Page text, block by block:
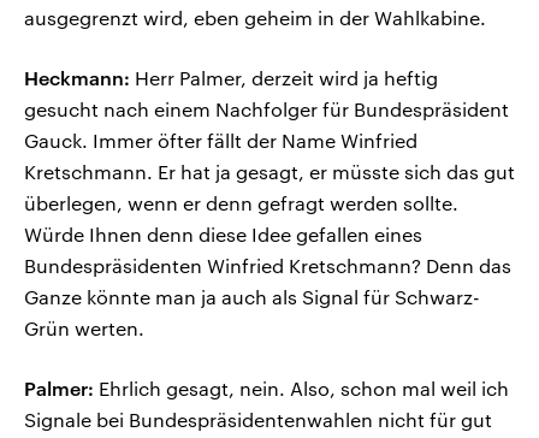
ausgegrenzt wird, eben geheim in der Wahlkabine.
Heckmann: Herr Palmer, derzeit wird ja heftig
gesucht nach einem Nachfolger für Bundespräsident
Gauck. Immer öfter fällt der Name Winfried
Kretschmann. Er hat ja gesagt, er müsste sich das gut
überlegen, wenn er denn gefragt werden sollte.
Würde Ihnen denn diese Idee gefallen eines
Bundespräsidenten Winfried Kretschmann? Denn das
Ganze könnte man ja auch als Signal für Schwarz-
Grün werten.
Palmer: Ehrlich gesagt, nein. Also, schon mal weil ich
Signale bei Bundespräsidentenwahlen nicht für gut